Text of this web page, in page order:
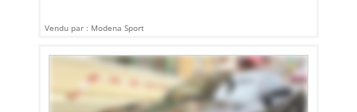
Vendu par : Modena Sport